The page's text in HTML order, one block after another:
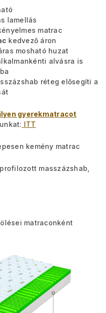
lamellás
matrac
kedvező áron
mosható huzat
alvásra is
réteg elősegíti a
gyerekmatracot
ITT
kemény matrac
masszázshab,
matraconként